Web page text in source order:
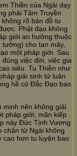
Thiền của Ngài dạy
phải Tâm Truyền
rõ bản đồ tu
Phật đạo không
giới an hưởng thuộc
cho tan mây,
một pháp giới. Sau
việc đời, việc gia
siêu. Tu Thiền như
giải sinh tử luân
hề có Đắc Đạo bao
minh nên không giải
pháp giới, mãn kiếp
này Đức Tịnh Vương
chân tử Ngài không
cao hơn tu luyện bao